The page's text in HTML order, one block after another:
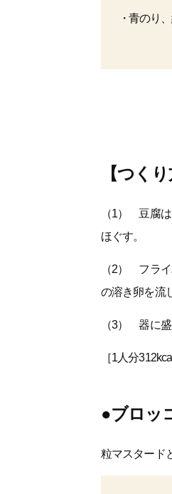
青のり
【つくり
（1） 豆腐
ほぐす。
（2） フラ
の溶き卵を流
（3） 器に盛
［1人分
●ブロッ
粒マスタード